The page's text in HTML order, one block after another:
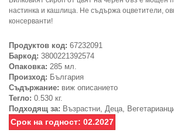
настинка и кашлица. Не съдържа оцветители,
консерванти!
Продуктов код: 67232091
Баркод: 3800221392574
Опаковка: 285 мл.
Произход: България
Съдържание: виж описанието
Тегло: 0.530 кг.
Подходящ за: Възрастни, Деца,
Срок на годност: 02.2027